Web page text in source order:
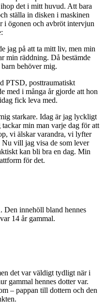
det i mitt huvud. Att bara
ställa in disken i maskinen
ögonen och avbröt intervjun
jag på att ta mitt liv, men min
min räddning. Då bestämde
behöver mig.
PTSD, posttraumatiskt
med i många år gjorde att hon
fick leva med.
starkare. Idag är jag lyckligt
min man varje dag för att
vi älskar varandra, vi lyfter
vill jag visa de som lever
kan bli bra en dag. Min
för det.
Den innehöll bland hennes
14 år gammal.
det var väldigt tydligt när i
gammal hennes dotter var.
– pappan till dottern och den